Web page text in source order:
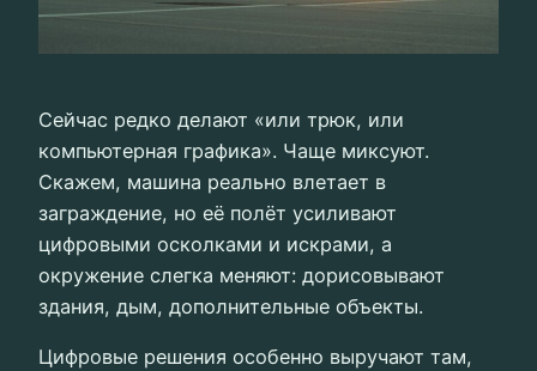
Сейчас редко делают «или трюк, или
компьютерная графика». Чаще миксуют.
Скажем, машина реально влетает в
заграждение, но её полёт усиливают
цифровыми осколками и искрами, а
окружение слегка меняют: дорисовывают
здания, дым, дополнительные объекты.
Цифровые решения особенно выручают там,